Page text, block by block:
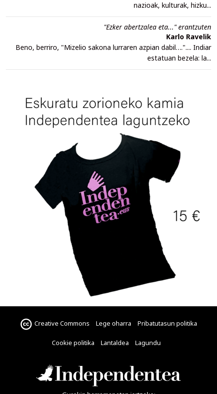
nazioak, kulturak, hizku...
"Ezker abertzalea eta..." erantzuten
Karlo Ravelik
Beno, berriro, "Mizelio sakona lurraren azpian dabil….".... Indiar
estatuan bezela: la...
Creative Commons Lege oharra Pribatutasun politika
Cookie politika Lantaldea Lagundu